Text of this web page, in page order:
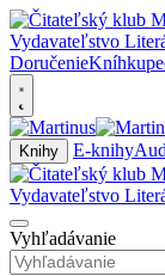
Doručenie
Knihy E-knihy
Vyhľadávanie